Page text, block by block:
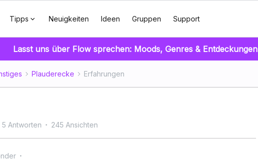
Tipps Neuigkeiten Ideen Gruppen Support
Lasst uns über Flow sprechen: Moods, Genres & Entdeckungen
Plauderecke Erfahrungen
5 Antworten 245 Ansichten